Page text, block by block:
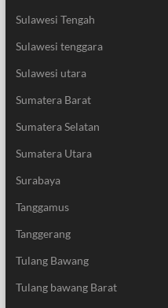
Sulawesi Tengah
Sulawesi tenggara
Sulawesi utara
Sumatera Barat
Sumatera Selatan
Sumatera Utara
Surabaya
Tanggamus
Tanggerang
Tulang Bawang
Tulang bawang Barat